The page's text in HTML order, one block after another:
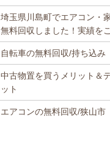
埼玉県川島町でエアコン・
無料回収しました！実績を
自転車の無料回収/持ち込み
中古物置を買うメリット＆
ット
エアコンの無料回収/狭山市